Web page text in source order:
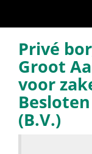
Privé
Groot
voor
(B.V.)